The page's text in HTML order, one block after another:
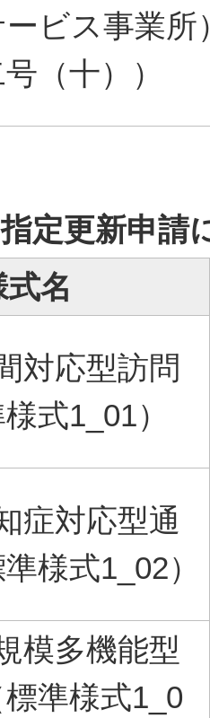
ービス事業所
（十））
定更新申請
式名
対応型訪問
式1_01）
症対応型通
様式1_02）
模多機能型
準様式1_0